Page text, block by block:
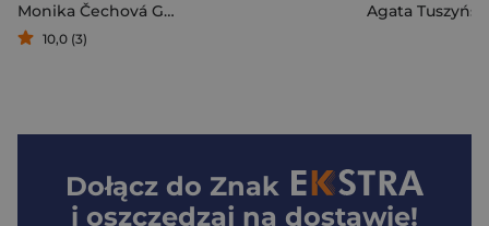
Monika Čechová Golasovská
Aneta F. Holasová
10,0 (3)
Agata
Dołącz do Znak
i oszczędzaj na dostawie!